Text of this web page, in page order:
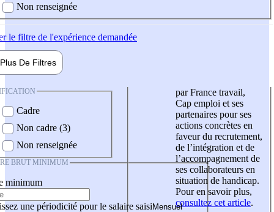
Non renseignée
le filtre de l'expérience demandée
Plus De Filtres
Cadre
Non cadre (3)
Non renseignée
BRUT MINIMUM
minimum
une périodicité pour le salaire saisi
par France travail,
Cap emploi et ses
partenaires pour ses
actions concrètes en
faveur du recrutement,
de l’intégration et de
l’accompagnement de
ses collaborateurs en
situation de handicap.
Pour en savoir plus,
consultez cet article.